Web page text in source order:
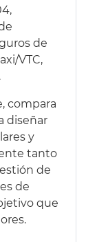
de
VTC,
compara
diseñar
y
tanto
de
de
que